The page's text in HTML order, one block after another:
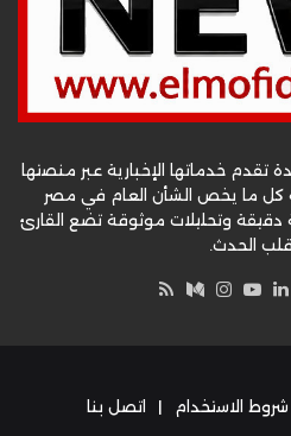
تقدم خدماتها الإخبارية عبر منصتها
كل ما يخص الشأن العام في مصر
دقيقة وتحليلات موثوقة تضع القارئ
الحدث.
بينتيريست
لينكدإن‫YouTube
انستقرام
وسط
شروط الاستخدام | اتصل بنا